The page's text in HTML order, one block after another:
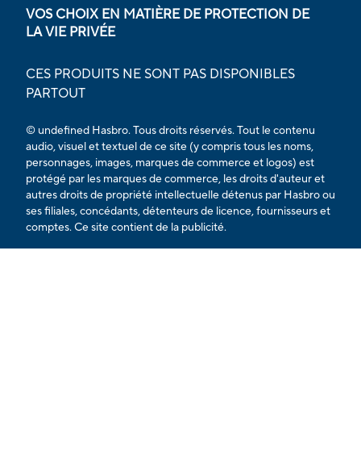
VOS CHOIX EN MATIÈRE DE PROTECTION DE
LA VIE PRIVÉE
CES PRODUITS NE SONT PAS DISPONIBLES
PARTOUT
© undefined Hasbro. Tous droits réservés. Tout le contenu
audio, visuel et textuel de ce site (y compris tous les noms,
personnages, images, marques de commerce et logos) est
protégé par les marques de commerce, les droits d'auteur et
autres droits de propriété intellectuelle détenus par Hasbro ou
ses filiales, concédants, détenteurs de licence, fournisseurs et
comptes. Ce site contient de la publicité.